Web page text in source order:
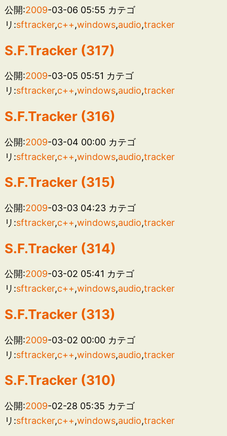
公開:2009-03-06 05:55 カテゴ
リ:sftracker,c++,windows,audio,tracker
S.F.Tracker (317)
公開:2009-03-05 05:51 カテゴ
リ:sftracker,c++,windows,audio,tracker
S.F.Tracker (316)
公開:2009-03-04 00:00 カテゴ
リ:sftracker,c++,windows,audio,tracker
S.F.Tracker (315)
公開:2009-03-03 04:23 カテゴ
リ:sftracker,c++,windows,audio,tracker
S.F.Tracker (314)
公開:2009-03-02 05:41 カテゴ
リ:sftracker,c++,windows,audio,tracker
S.F.Tracker (313)
公開:2009-03-02 00:00 カテゴ
リ:sftracker,c++,windows,audio,tracker
S.F.Tracker (310)
公開:2009-02-28 05:35 カテゴ
リ:sftracker,c++,windows,audio,tracker